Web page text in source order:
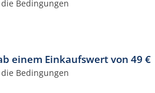
Bedingungen
einem Einkaufswert von 49 €
Bedingungen